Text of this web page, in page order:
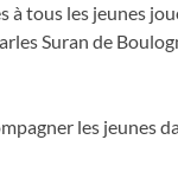
à tous les jeunes
Suran de
les jeunes